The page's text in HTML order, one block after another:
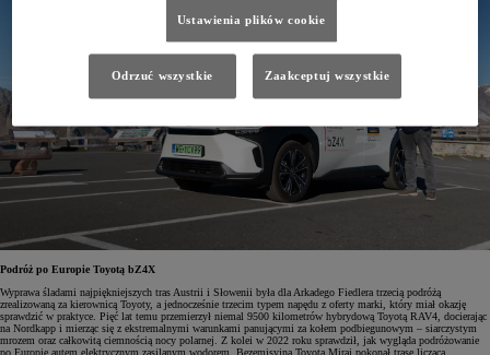
Podróż po Europie Toyotą bZ4X
Wyprawa śladami najpiękniejszych tras Austrii i Słowenii była dla Arkadego Fiedlera trzecią podróżą
zrealizowaną za kierownicą Toyoty, a jednocześnie trzecim typem napędu z oferty marki, który miał okazję
sprawdzić w praktyce. Pięć lat temu przemierzył niemal 9500 kilometrów hybrydową Toyotą RAV4, docierając
na Nordkapp i mierząc się z ekstremalnymi warunkami panującymi za kołem podbiegunowym – siarczystym
mrozem oraz całkowitą ciemnością nocy polarnej. Z kolei w 2022 roku sprawdził, jak wygląda podróżowanie
po Europie autem elektrycznym zasilanym wodorem. Bezemisyjną Toyotą Mirai pokonał trasę liczącą
Ustawienia plików cookie
Odrzuć wszystkie Zaakceptuj wszystkie